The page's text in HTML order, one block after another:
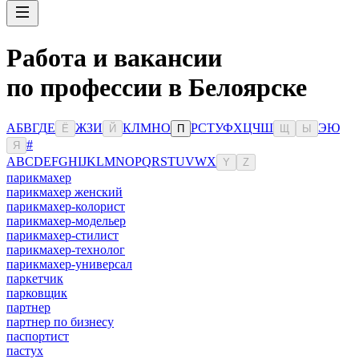
Работа и вакансии
по профессии в Белоярске
АБВГДЕ Ё ЖЗИ Й КЛМНО П РСТУФХЦЧШ Ы ЭЮ
Я
#
ABCDEFGHIJKLMNOPQRSTUVWX Y Z
парикмахер
парикмахер женский
парикмахер-колорист
парикмахер-модельер
парикмахер-стилист
парикмахер-технолог
парикмахер-универсал
паркетчик
парковщик
партнер
партнер по бизнесу
паспортист
пастух